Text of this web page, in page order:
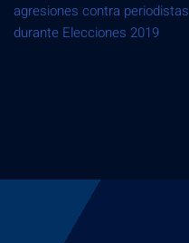
agresiones contra periodistas
durante Elecciones 2019